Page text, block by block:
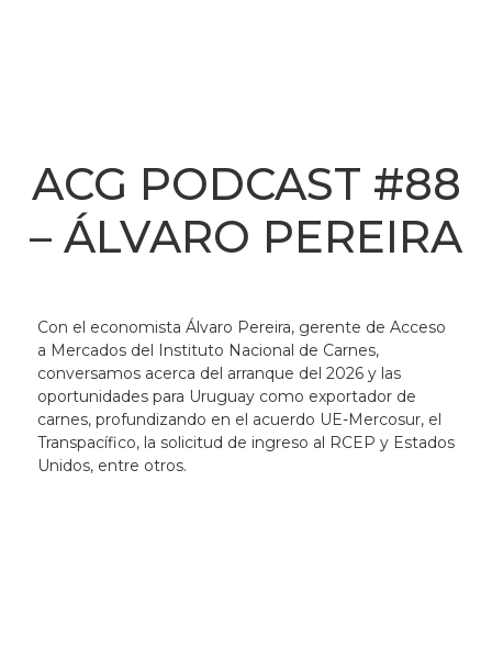
ACG PODCAST #88
– ÁLVARO PEREIRA
Con el economista Álvaro Pereira, gerente de Acceso
a Mercados del Instituto Nacional de Carnes,
conversamos acerca del arranque del 2026 y las
oportunidades para Uruguay como exportador de
carnes, profundizando en el acuerdo UE-Mercosur, el
Transpacífico, la solicitud de ingreso al RCEP y Estados
Unidos, entre otros.